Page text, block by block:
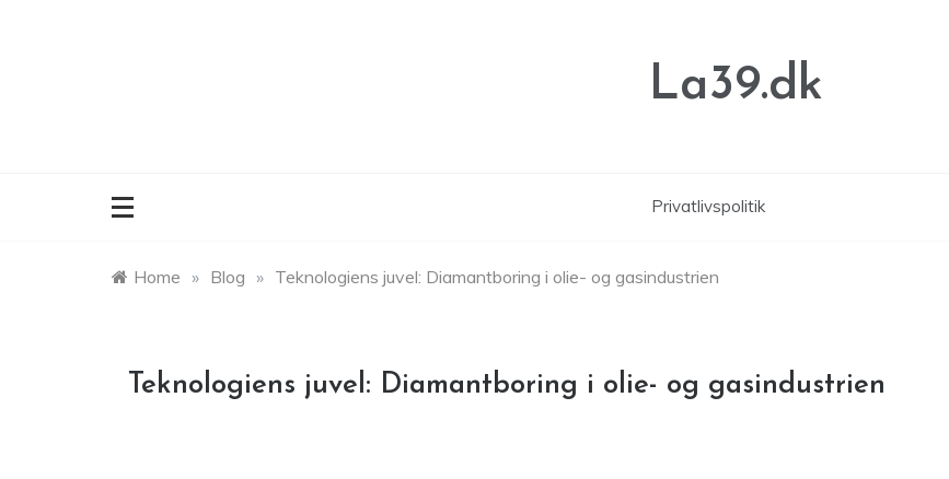
La39.dk
Privatlivspolitik
Home » Blog » Teknologiens juvel: Diamantboring i olie- og gasindustrien
Teknologiens juvel: Diamantboring i olie- og gasindustrien